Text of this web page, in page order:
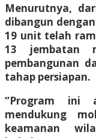
Menurutnya,
dibangun
19 unit telah
13 jembatan
pembangunan
tahap persiapan.
“Program ini
mendukung
keamanan